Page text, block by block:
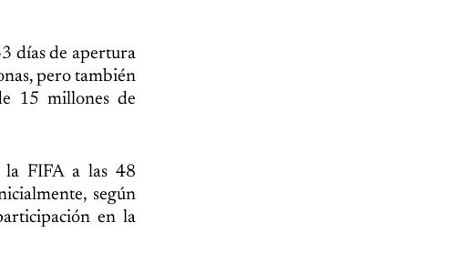
días de apertura
pero también
15 millones de
la FIFA a las 48
según
en la